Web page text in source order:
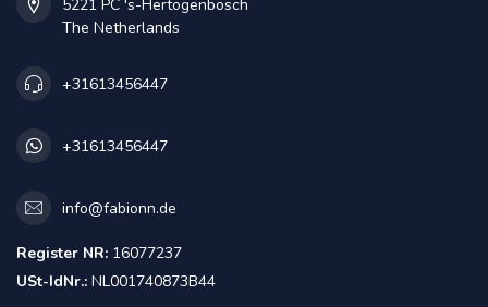
5221 PC 's-Hertogenbosch
The Netherlands
+31613456447
+31613456447
info@fabionn.de
Register NR: 16077237
USt-IdNr.: NL001740873B44